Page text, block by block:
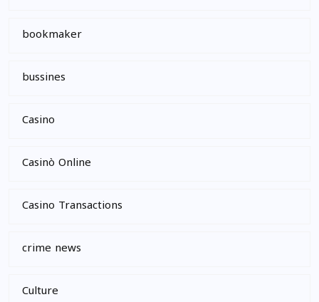
bookmaker
bussines
Casino
Casinò Online
Casino Transactions
crime news
Culture